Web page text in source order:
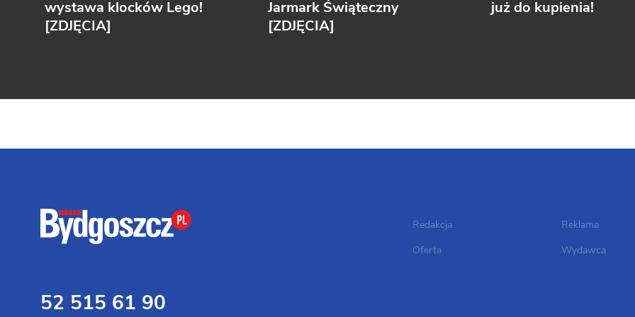
wystawa klocków Lego!
[ZDJĘCIA]
Jarmark Świąteczny
[ZDJĘCIA]
już do kupienia!
52 515 61 90
Redakcja
Oferta
Reklama
Wydawca